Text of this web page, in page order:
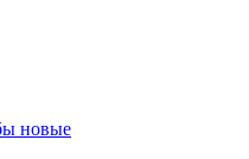
новые